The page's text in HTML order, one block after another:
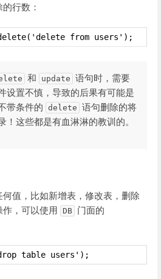
行数：
from users');
和 update 语句时，需要
设置不慎，导致的后果有可能是
带条件的 delete 语句删除的将
！这些都是有血淋淋的教训的。
值，比如新增表，修改表，删除
，可以使用
DB 门面的
table users');